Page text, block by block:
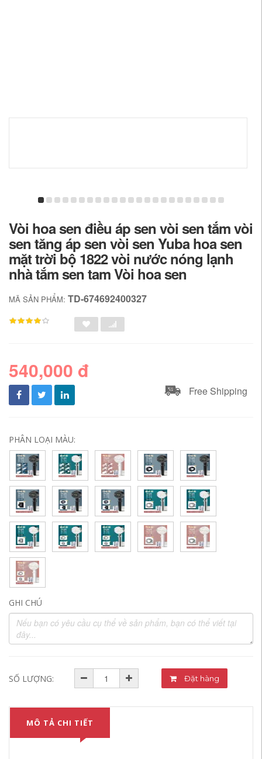
Vòi hoa sen điều áp sen vòi sen tắm vòi
sen tăng áp sen vòi sen Yuba hoa sen
mặt trời bộ 1822 vòi nước nóng lạnh
nhà tắm sen tam Vòi hoa sen
MÃ SẢN PHẨM: TD-674692400327
540,000 đ
Free Shipping
PHÂN LOẠI MÀU:
GHI CHÚ
SỐ LƯỢNG: Đặt hàng
MÔ TẢ CHI TIẾT